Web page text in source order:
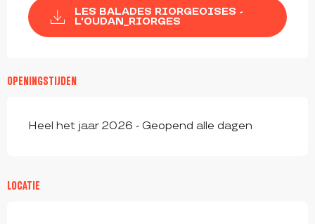
LES BALADES RIORGEOISES -
L'OUDAN_RIORGES
OPENINGSTIJDEN
Heel het jaar 2026 - Geopend alle dagen
LOCATIE